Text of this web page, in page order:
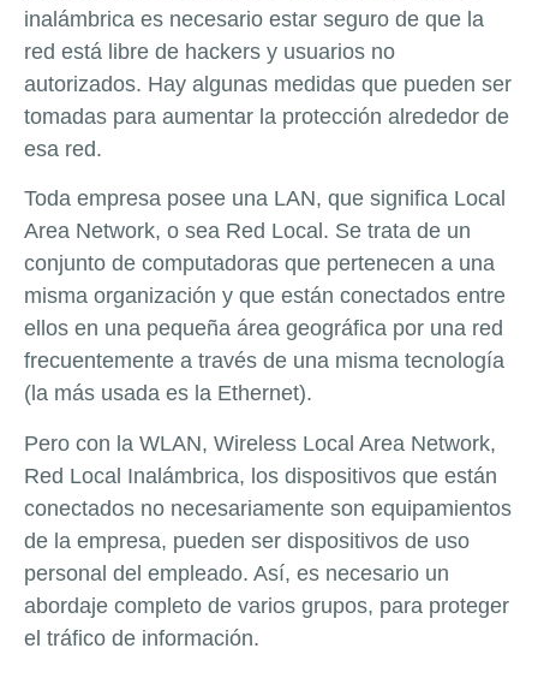
inalámbrica es necesario estar seguro de que la
red está libre de hackers y usuarios no
autorizados. Hay algunas medidas que pueden ser
tomadas para aumentar la protección alrededor de
esa red.
Toda empresa posee una LAN, que significa Local
Area Network, o sea Red Local. Se trata de un
conjunto de computadoras que pertenecen a una
misma organización y que están conectados entre
ellos en una pequeña área geográfica por una red
frecuentemente a través de una misma tecnología
(la más usada es la Ethernet).
Pero con la WLAN, Wireless Local Area Network,
Red Local Inalámbrica, los dispositivos que están
conectados no necesariamente son equipamientos
de la empresa, pueden ser dispositivos de uso
personal del empleado. Así, es necesario un
abordaje completo de varios grupos, para proteger
el tráfico de información.